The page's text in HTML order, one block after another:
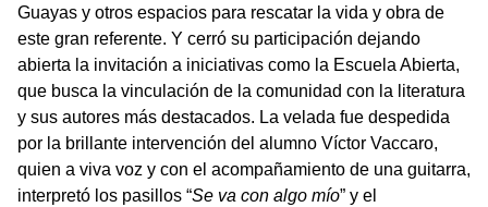
Guayas y otros espacios para rescatar la vida y obra de
este gran referente. Y cerró su participación dejando
abierta la invitación a iniciativas como la Escuela Abierta,
que busca la vinculación de la comunidad con la literatura
y sus autores más destacados. La velada fue despedida
por la brillante intervención del alumno Víctor Vaccaro,
quien a viva voz y con el acompañamiento de una guitarra,
interpretó los pasillos “Se va con algo mío” y el